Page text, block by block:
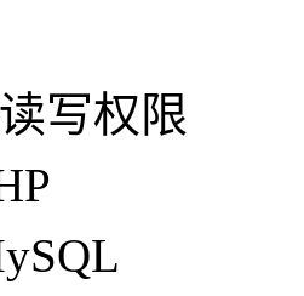
写权限